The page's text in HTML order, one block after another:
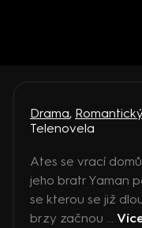
Drama, Romantický
Telenovela
Ates se vrací
jeho bratr Yaman
se kterou se již
brzy začnou ...